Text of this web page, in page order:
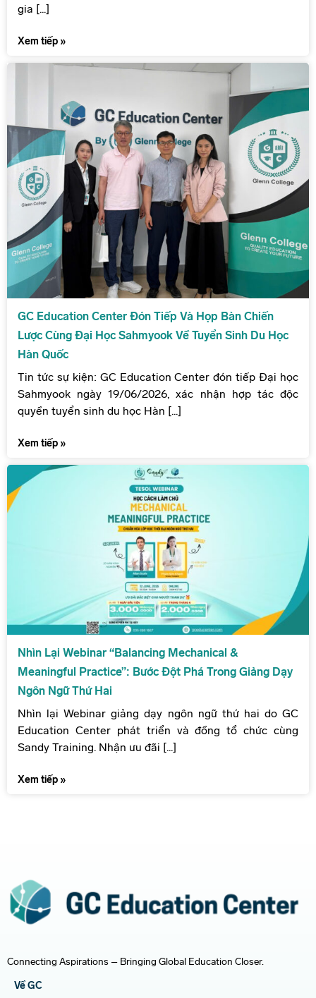
gia [...]
Xem tiếp »
GC Education Center Đón Tiếp Và Họp Bàn Chiến
Lược Cùng Đại Học Sahmyook Về Tuyển Sinh Du Học
Hàn Quốc
Tin tức sự kiện: GC Education Center đón tiếp Đại học
Sahmyook ngày 19/06/2026, xác nhận hợp tác độc
quyền tuyển sinh du học Hàn [...]
Xem tiếp »
Nhìn Lại Webinar “Balancing Mechanical &
Meaningful Practice”: Bước Đột Phá Trong Giảng Dạy
Ngôn Ngữ Thứ Hai
Nhìn lại Webinar giảng dạy ngôn ngữ thứ hai do GC
Education Center phát triển và đồng tổ chức cùng
Sandy Training. Nhận ưu đãi [...]
Xem tiếp »
Connecting Aspirations – Bringing Global Education Closer.
Về GC